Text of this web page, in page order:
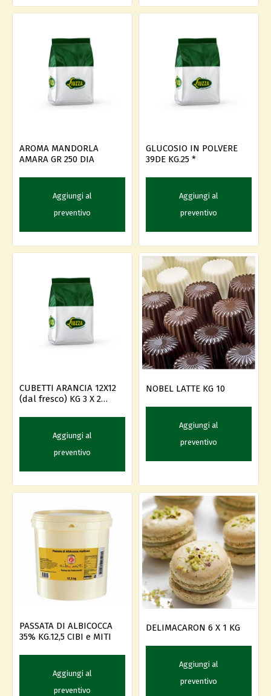
AROMA MANDORLA
AMARA GR 250 DIA
Aggiungi al
preventivo
GLUCOSIO IN POLVERE
39DE KG.25 *
Aggiungi al
preventivo
CUBETTI ARANCIA 12X12
(dal fresco) KG 3 X 2
Aggiungi al
preventivo
NOBEL LATTE KG 10
Aggiungi al
preventivo
PASSATA DI ALBICOCCA
35% KG.12,5 CIBI e MITI
Aggiungi al
preventivo
DELIMACARON 6 X 1 KG
Aggiungi al
preventivo